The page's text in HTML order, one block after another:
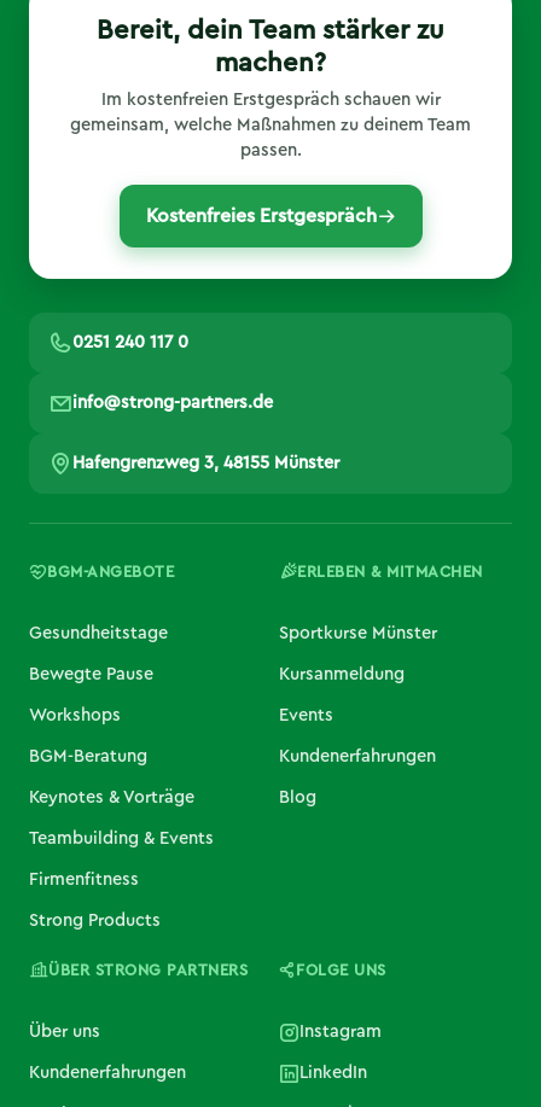
Bereit, dein Team stärker zu
machen?
Im kostenfreien Erstgespräch schauen wir
gemeinsam, welche Maßnahmen zu deinem Team
passen.
Kostenfreies Erstgespräch
0251 240 117 0
info@strong-partners.de
Hafengrenzweg 3, 48155 Münster
BGM-ANGEBOTE
Gesundheitstage
Bewegte Pause
Workshops
BGM-Beratung
Keynotes & Vorträge
Teambuilding & Events
Firmenfitness
Strong Products
ERLEBEN & MITMACHEN
Sportkurse Münster
Kursanmeldung
Events
Kundenerfahrungen
Blog
ÜBER STRONG PARTNERS
Über uns
Kundenerfahrungen
FOLGE UNS
Instagram
LinkedIn